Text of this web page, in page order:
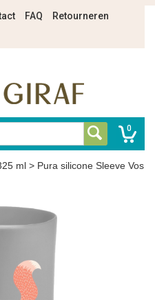
FAQ
Retourneren
0
ml > Pura silicone Sleeve Vos